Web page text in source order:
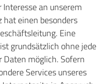
an unserem
einen besonders
Eine
grundsätzlich ohne jede
Daten möglich. Sofern
Services unseres